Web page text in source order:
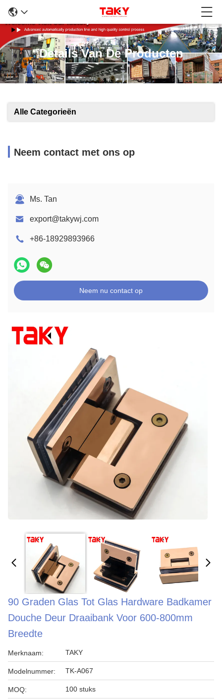
Details Van De Producten
Alle Categorieën
Neem contact met ons op
Ms. Tan
export@takywj.com
+86-18929893966
Neem nu contact op
90 Graden Glas Tot Glas Hardware Badkamer
Douche Deur Draaibank Voor 600-800mm
Breedte
Merknaam: TAKY
Modelnummer: TK-A067
MOQ: 100 stuks